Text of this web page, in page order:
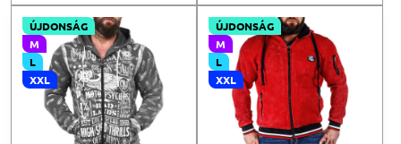
ÚJDONSÁG
M
L
XXL
ÚJDONSÁG
M
L
XXL